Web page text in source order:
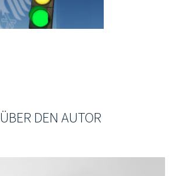
ÜBER DEN AUTOR